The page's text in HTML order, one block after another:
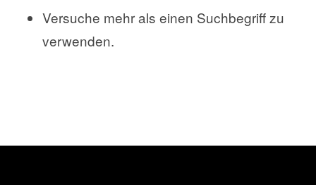
Versuche mehr als einen Suchbegriff zu
verwenden.